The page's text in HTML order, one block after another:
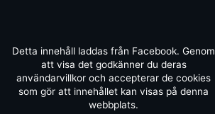
Detta innehåll laddas från Facebook. Genom
att visa det godkänner du deras
användarvillkor och accepterar de cookies
som gör att innehållet kan visas på denna
webbplats.